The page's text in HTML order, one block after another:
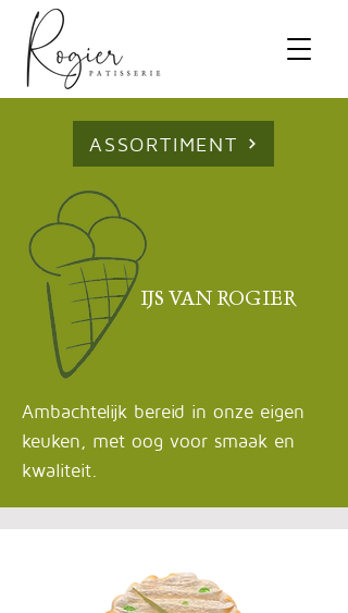
ASSORTIMENT
IJS VAN ROGIER
Ambachtelijk bereid in onze eigen
keuken, met oog voor smaak en
kwaliteit.